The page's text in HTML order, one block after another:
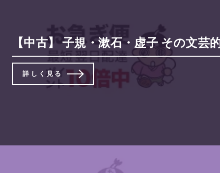
【中古】 子規・漱石・虚子 その文
詳しく見る